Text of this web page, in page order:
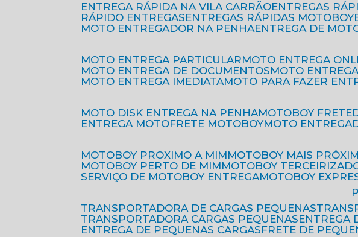
ENTREGA RÁPIDA NA VILA CARRÃO
ENTREGAS
RÁPIDO ENTREGAS
ENTREGAS RÁPIDAS MOTOBOY
MOTO ENTREGADOR NA PENHA
ENTREGA DE
MOTO ENTREGA PARTICULAR
MOTO ENTREGA
MOTO ENTREGA DE DOCUMENTOS
MOTO
MOTO ENTREGA IMEDIATA
MOTO PARA FAZER
MOTO DISK ENTREGA NA PENHA
MOTOBOY FRETE
ENTREGA MOTO
FRETE MOTOBOY MOTO
MOTOBOY PROXIMO A MIM
MOTOBOY MAIS
MOTOBOY PERTO DE MIM
MOTOBOY
SERVIÇO DE MOTOBOY ENTREGA
MOTOBOY
TRANSPORTADORA DE CARGAS PEQUENAS
TRANSPORTADORA CARGAS PEQUENAS
ENTREGA DE PEQUENAS CARGAS
FRETE DE